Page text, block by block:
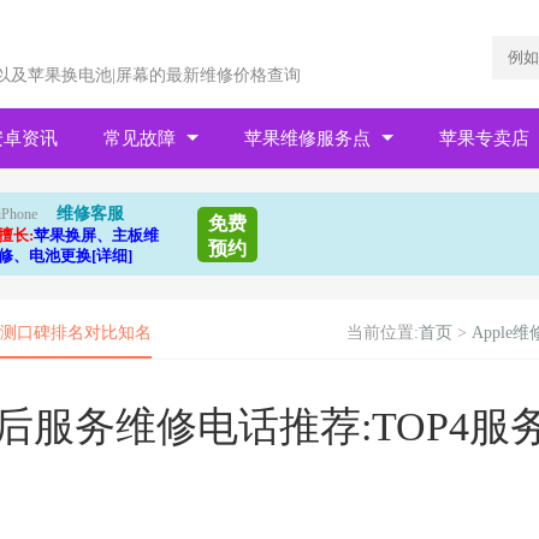
及苹果换电池|屏幕的最新维修价格查询
卓资讯 常见故障 苹果维修服务点 苹果专卖店
维修客服
长:苹果换屏、主板维
、电池更换[详细]
免费
预约
口碑排名对比知名 当前位置:首页 > Apple维
服务维修电话推荐:TOP4服